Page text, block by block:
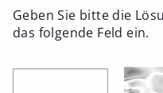
Geben Sie bitte die
das folgende Feld ein.